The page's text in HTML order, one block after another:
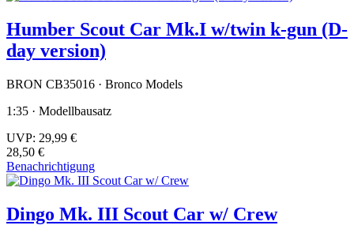
Humber Scout Car Mk.I w/twin k-gun (D-
day version)
BRON CB35016 · Bronco Models
1:35 · Modellbausatz
UVP: 29,99 €
28,50 €
Benachrichtigung
Dingo Mk. III Scout Car w/ Crew